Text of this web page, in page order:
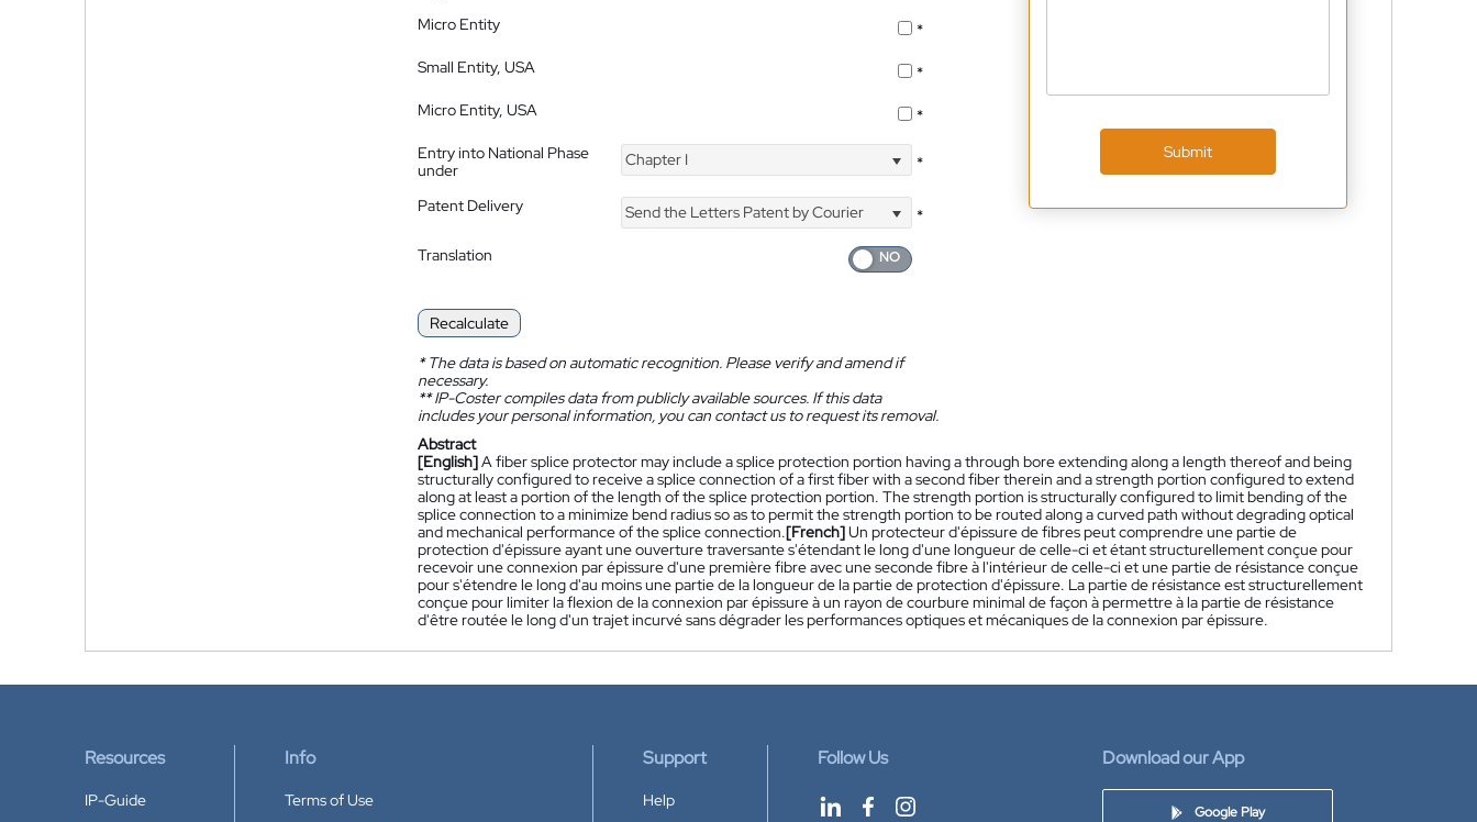
Micro Entity
*
Small Entity, USA
*
Micro Entity, USA
*
Entry into National Phase
under
Chapter I *
Patent Delivery Send the Letters Patent by Courier
*
Translation
Recalculate
*The data is based on automatic recognition. Please verify and amend if
necessary.
**IP-Coster compiles data from publicly available sources. If this data
includes your personal information, you can contact us to request its removal.
Submit
Abstract
[English]A fiber splice protector may include a splice protection portion having a through bore extending along a length thereof and being
structurally configured to receive a splice connection of a first fiber with a second fiber therein and a strength portion configured to extend
along at least a portion of the length of the splice protection portion. The strength portion is structurally configured to limit bending of the
splice connection to a minimize bend radius so as to permit the strength portion to be routed along a curved path without degrading optical
and mechanical performance of the splice connection.[French]Un protecteur d'épissure de fibres peut comprendre une partie de
protection d'épissure ayant une ouverture traversante s'étendant le long d'une longueur de celle-ci et étant structurellement conçue pour
recevoir une connexion par épissure d'une première fibre avec une seconde fibre à l'intérieur de celle-ci et une partie de résistance conçue
pour s'étendre le long d'au moins une partie de la longueur de la partie de protection d'épissure. La partie de résistance est structurellement
conçue pour limiter la flexion de la connexion par épissure à un rayon de courbure minimal de façon à permettre à la partie de résistance
d'être routée le long d'un trajet incurvé sans dégrader les performances optiques et mécaniques de la connexion par épissure.
Resources
IP-Guide
Info
Terms of Use
Support
Help
Follow Us Download our App
Google Play